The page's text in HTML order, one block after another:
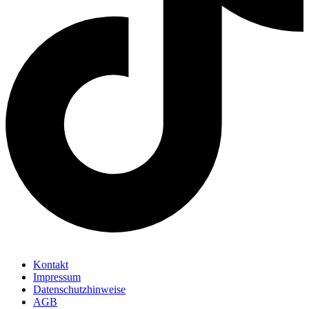
Kontakt
Impressum
Datenschutzhinweise
AGB